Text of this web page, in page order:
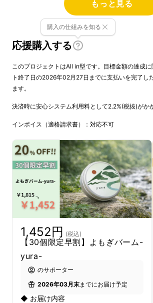
という声を何度も耳にしてきまし
とくに、乾燥など敏感肌の悩みは
り、
化粧水がしみる、合うものがない
で鏡に映る自分の顔を見たくない
そこで私は、長野の山あいで丁寧
ぎを使い、
「自然素材だけでつくる、敏感肌
ンケア」を商品にしました。
もっと見る
応援購入する
購入の仕組みを知る
このプロジェクトはAll in型です。目標金額の達成
ト終了日の2026年02月27日までに支払いを完了し
ます。
決済時に安心システム利用料として2.2%(税抜)がか
インボイス（適格請求書）：対応不可
1,452円 (税込)
【30個限定早割】よもぎバーム-
yura-
のサポーター
2026年03月末までにお届け予定
◆ お届け内容